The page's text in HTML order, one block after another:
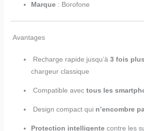
Marque: Borofone
Avantages
Recharge rapide jusqu’à 3 fois
chargeur classique
Compatible avec tous les
Design compact qui n’encombre
Protection intelligentecontre les